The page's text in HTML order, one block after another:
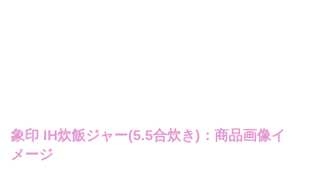
象印 IH炊飯ジャー(5.5合炊き)：商品画像イ
メージ